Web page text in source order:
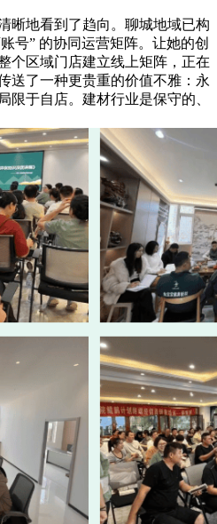
地看到了趋向。聊城地域已构
号” 的协同运营矩阵。让她的创
个区域门店建立线上矩阵，正在
送了一种更贵重的价值不雅：永
限于自店。建材行业是保守的、